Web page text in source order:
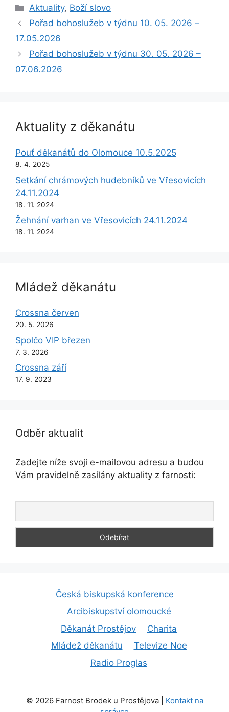
Rubriky
Aktuality, Boží slovo
Pořad bohoslužeb v týdnu 10. 05. 2026 –
17.05.2026
Pořad bohoslužeb v týdnu 30. 05. 2026 –
07.06.2026
Aktuality z děkanátu
Pouť děkanátů do Olomouce 10.5.2025
8. 4. 2025
Setkání chrámových hudebníků ve Vřesovicích
24.11.2024
18. 11. 2024
Žehnání varhan ve Vřesovicích 24.11.2024
18. 11. 2024
Mládež děkanátu
Crossna červen
20. 5. 2026
Spolčo VIP březen
7. 3. 2026
Crossna září
17. 9. 2023
Odběr aktualit
Zadejte níže svoji e-mailovou adresu a budou
Vám pravidelně zasílány aktuality z farnosti:
Česká biskupská konference
Arcibiskupství olomoucké
Děkanát Prostějov
Charita
Mládež děkanátu
Televize Noe
Radio Proglas
© 2026 Farnost Brodek u Prostějova | Kontakt na